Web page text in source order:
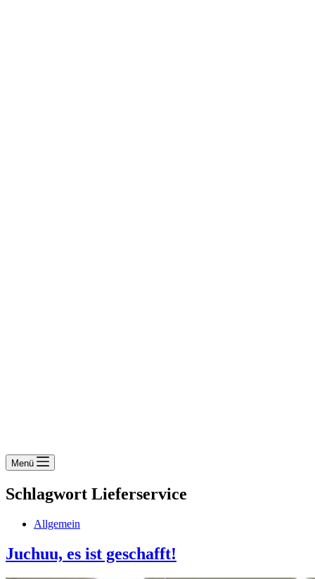
Menü
Schlagwort Lieferservice
Allgemein
Juchuu, es ist geschafft!